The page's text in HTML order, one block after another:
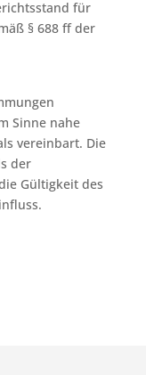
für
§ 688 ff der
Sinne nahe
vereinbart. Die
der
Gültigkeit des